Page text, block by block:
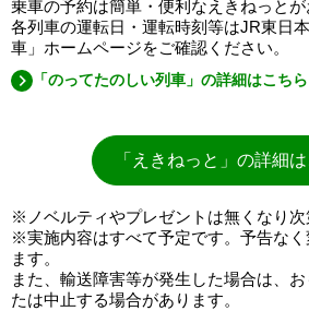
乗車の予約は簡単・便利なえきねっとが
各列車の運転日・運転時刻等はJR東日
車」ホームページをご確認ください。
「のってたのしい列車」の詳細はこちら
「えきねっと」の詳細
※ノベルティやプレゼントは無くなり次
※実施内容はすべて予定です。予告なく
ます。
また、輸送障害等が発生した場合は、
たは中止する場合があります。